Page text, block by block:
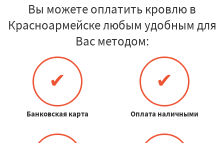
Вы можете оплатить кровлю в
Красноармейске любым удобным для
Вас методом:
✔
Банковская карта
✔
Оплата наличными